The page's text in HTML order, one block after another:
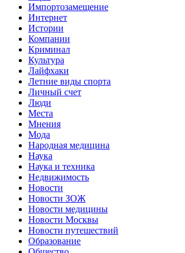
Импортозамещение
Интернет
Истории
Компании
Криминал
Культура
Лайфхаки
Летние виды спорта
Личный счет
Люди
Места
Мнения
Мода
Народная медицина
Наука
Наука и техника
Недвижимость
Новости
Новости ЗОЖ
Новости медицины
Новости Москвы
Новости путешествий
Образование